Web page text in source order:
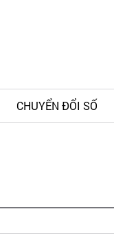
CHUYỂN ĐỔI SỐ